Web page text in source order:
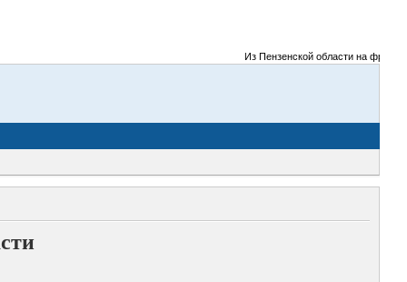
Из Пензенской области на фронты